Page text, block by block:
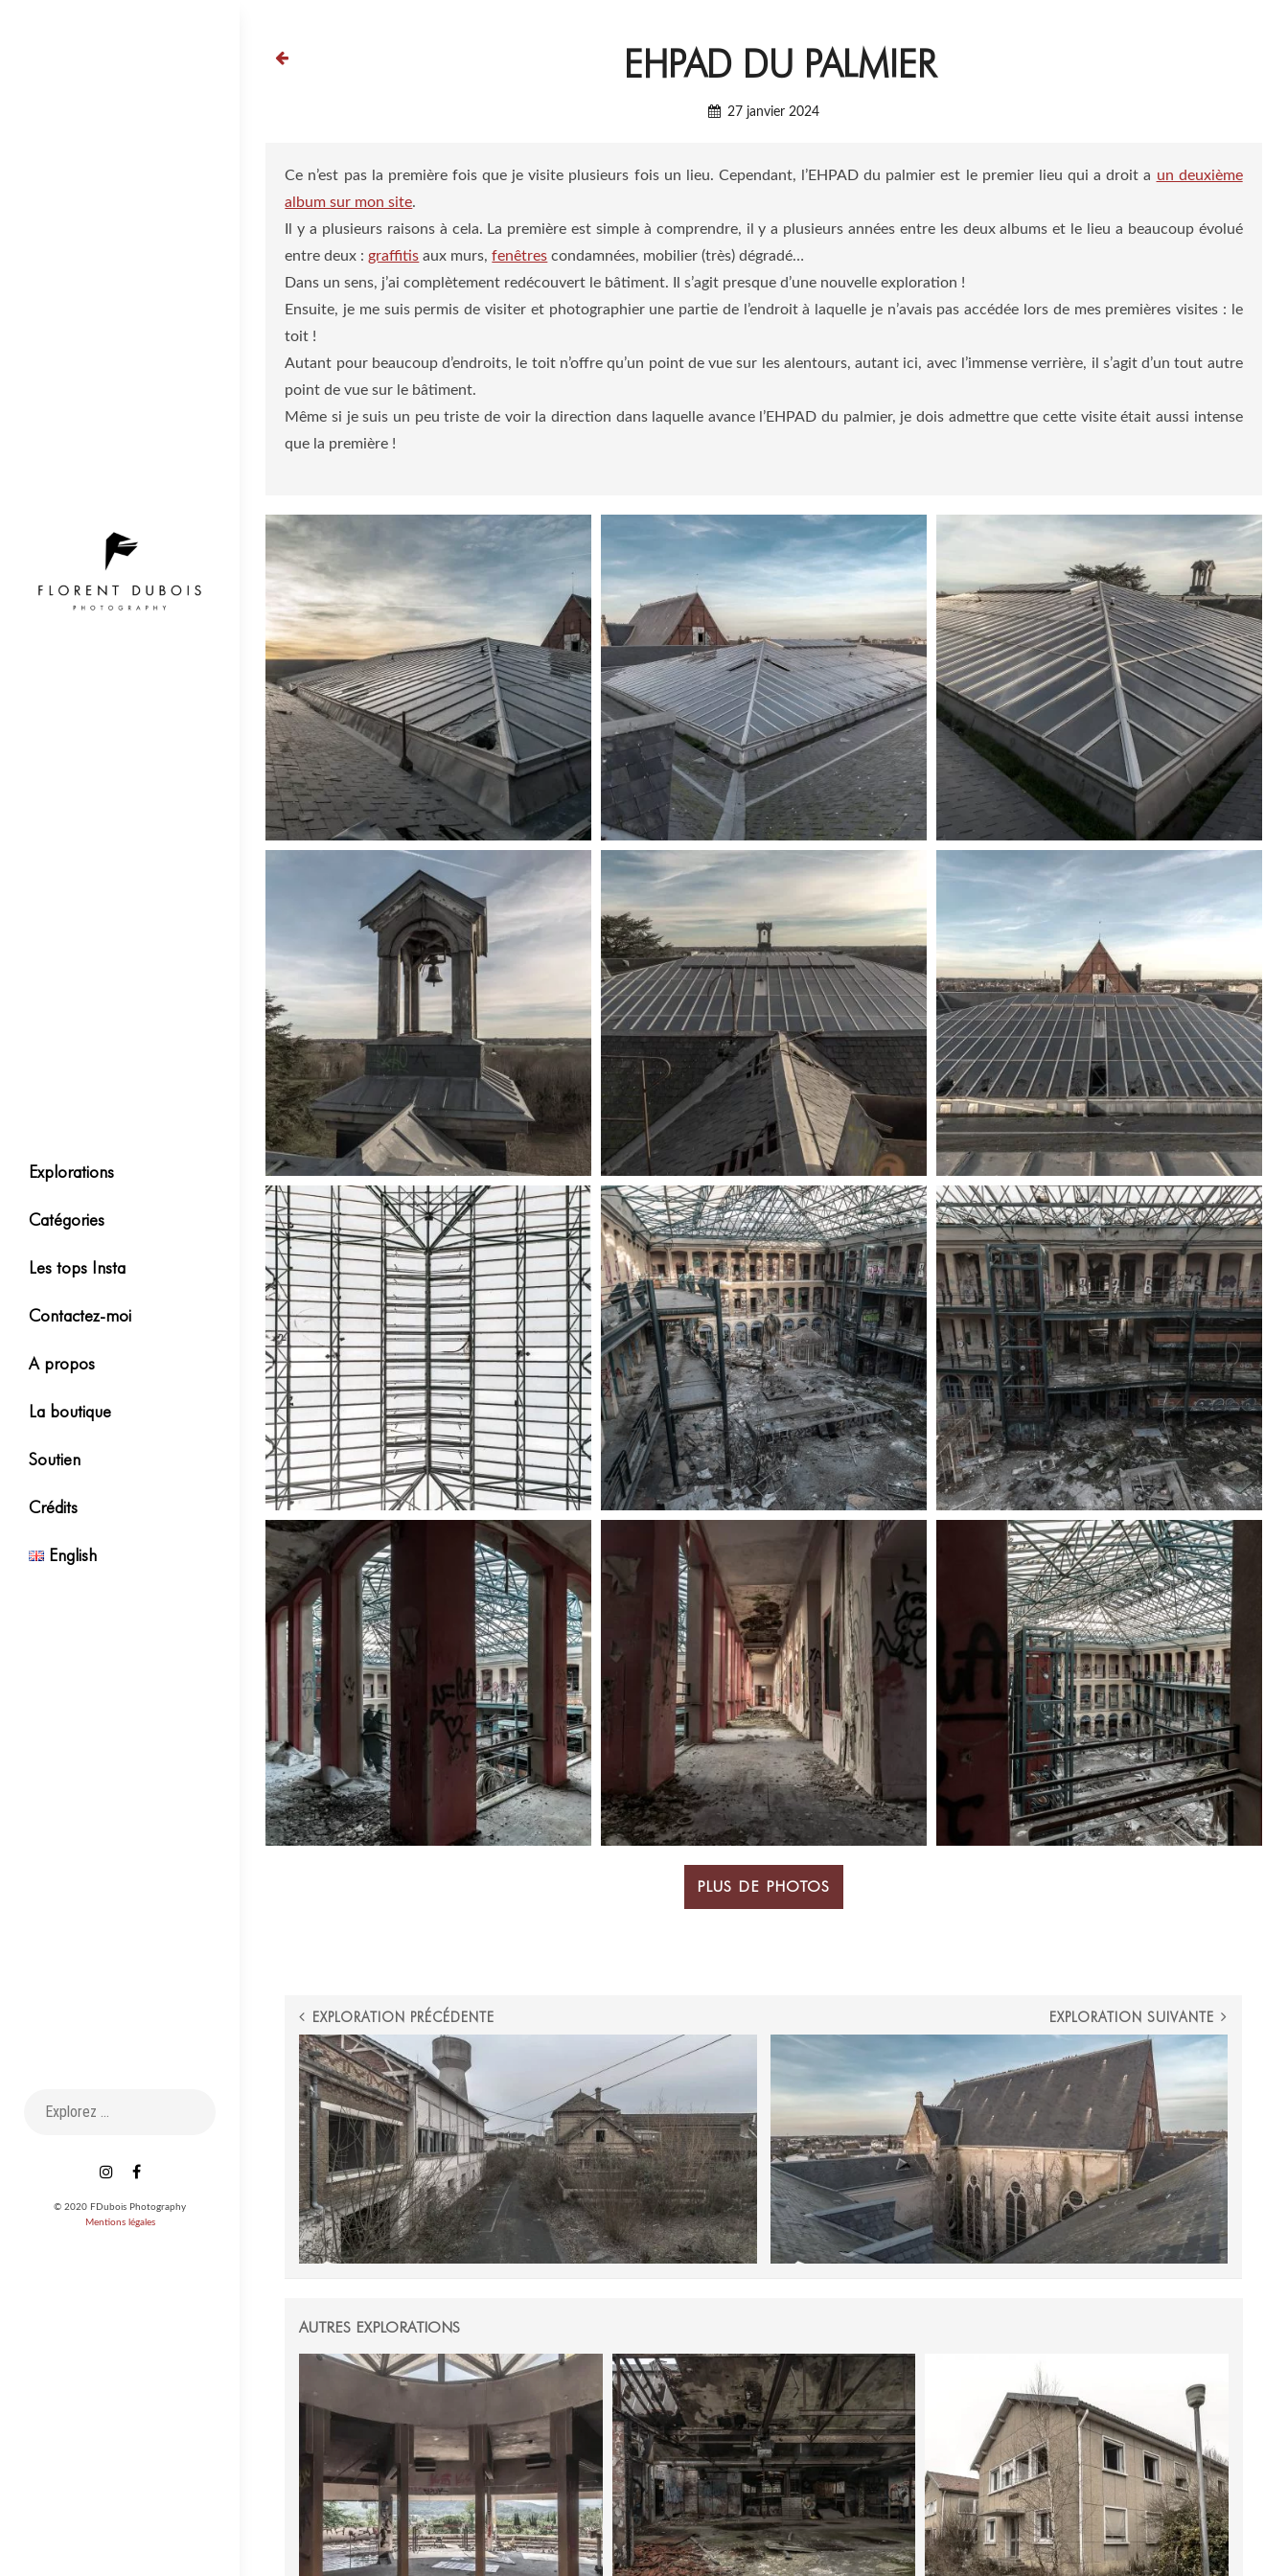
Explorations
Catégories
Les tops Insta
Contactez-moi
A propos
La boutique
Soutien
Crédits
English
Instagram
Facebook
© 2020 FDubois Photography
Mentions légales
EHPAD DU PALMIER
27 janvier 2024
Ce n’est pas la première fois que je visite plusieurs fois un lieu. Cependant, l’EHPAD du palmier est le premier lieu qui a droit a un deuxième
album sur mon site.
Il y a plusieurs raisons à cela. La première est simple à comprendre, il y a plusieurs années entre les deux albums et le lieu a beaucoup évolué
entre deux : graffitis aux murs,fenêtres condamnées, mobilier (très) dégradé…
Dans un sens, j’ai complètement redécouvert le bâtiment. Il s’agit presque d’une nouvelle exploration !
Ensuite, je me suis permis de visiter et photographier une partie de l’endroit à laquelle je n’avais pas accédée lors de mes premières visites : le
toit !
Autant pour beaucoup d’endroits, le toit n’offre qu’un point de vue sur les alentours, autant ici, avec l’immense verrière, il s’agit d’un tout autre
point de vue sur le bâtiment.
Même si je suis un peu triste de voir la direction dans laquelle avance l’EHPAD du palmier, je dois admettre que cette visite était aussi intense
que la première !
PLUS DE PHOTOS
POST
NAVIGATION
EXPLORATION PRÉCÉDENTE EXPLORATION SUIVANTE
AUTRES EXPLORATIONS
19 JUILLET 2021 27 AVRIL 2024 17 DÉCEMBRE 2022